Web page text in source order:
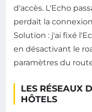
d'accès. L'Echo
perdait la
Solution : j'ai fixé
en désactivant le
paramètres du
LES RÉSEAUX
HÔTELS